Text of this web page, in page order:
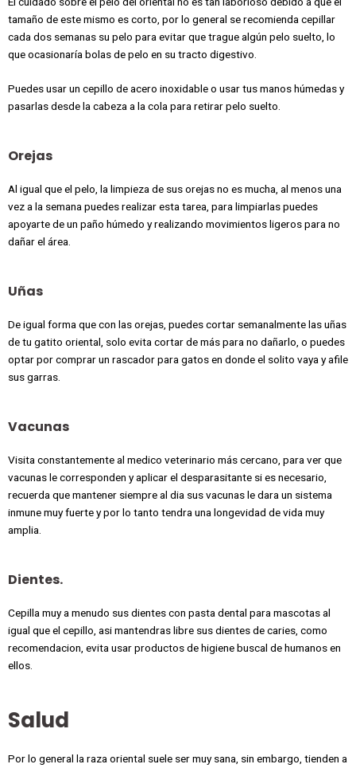
tamaño de este mismo es corto, por lo general se recomienda cepillar
cada dos semanas su pelo para evitar que trague algún pelo suelto, lo
que ocasionaría bolas de pelo en su tracto digestivo.
Puedes usar un cepillo de acero inoxidable o usar tus manos húmedas y
pasarlas desde la cabeza a la cola para retirar pelo suelto.
Orejas
Al igual que el pelo, la limpieza de sus orejas no es mucha, al menos una
vez a la semana puedes realizar esta tarea, para limpiarlas puedes
apoyarte de un paño húmedo y realizando movimientos ligeros para no
dañar el área.
Uñas
De igual forma que con las orejas, puedes cortar semanalmente las uñas
de tu gatito oriental, solo evita cortar de más para no dañarlo, o puedes
optar por comprar un rascador para gatos en donde el solito vaya y afile
sus garras.
Vacunas
Visita constantemente al medico veterinario más cercano, para ver que
vacunas le corresponden y aplicar el desparasitante si es necesario,
recuerda que mantener siempre al dia sus vacunas le dara un sistema
inmune muy fuerte y por lo tanto tendra una longevidad de vida muy
amplia.
Dientes.
Cepilla muy a menudo sus dientes con pasta dental para mascotas al
igual que el cepillo, asi mantendras libre sus dientes de caries, como
recomendacion, evita usar productos de higiene buscal de humanos en
ellos.
Salud
Por lo general la raza oriental suele ser muy sana, sin embargo, tienden a